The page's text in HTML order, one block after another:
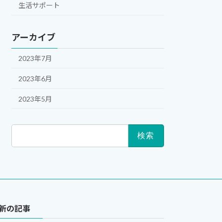
生活サポート
アーカイブ
2023年7月
2023年6月
2023年5月
の記事